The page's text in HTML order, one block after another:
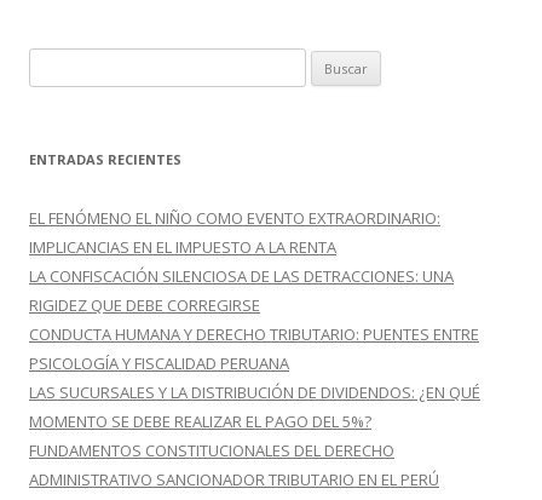
u
c
r
:
ENTRADAS RECIENTES
EL FENÓMENO EL NIÑO COMO EVENTO EXTRAORDINARIO:
IMPLICANCIAS EN EL IMPUESTO A LA RENTA
LA CONFISCACIÓN SILENCIOSA DE LAS DETRACCIONES: UNA
RIGIDEZ QUE DEBE CORREGIRSE
CONDUCTA HUMANA Y DERECHO TRIBUTARIO: PUENTES ENTRE
PSICOLOGÍA Y FISCALIDAD PERUANA
LAS SUCURSALES Y LA DISTRIBUCIÓN DE DIVIDENDOS: ¿EN QUÉ
MOMENTO SE DEBE REALIZAR EL PAGO DEL 5%?
FUNDAMENTOS CONSTITUCIONALES DEL DERECHO
ADMINISTRATIVO SANCIONADOR TRIBUTARIO EN EL PERÚ